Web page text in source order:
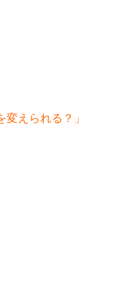
変えられる？」